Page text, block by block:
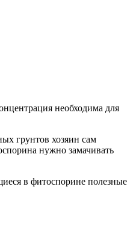
необходима для
грунтов хозяин сам
нужно замачивать
в фитоспорине полезные